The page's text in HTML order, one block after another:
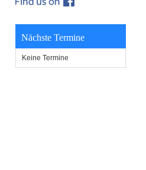
Nächste Termine
Keine Termine